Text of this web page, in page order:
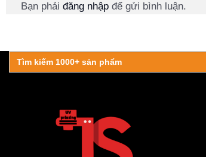
Bạn phải đăng nhập để gửi bình luận.
Search
for: